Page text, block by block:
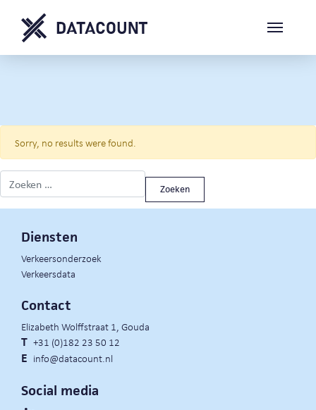
Sorry, no results were found.
Zoeken naar:
Diensten
Verkeersonderzoek
Verkeersdata
Contact
Elizabeth Wolffstraat 1, Gouda
T +31 (0)182 23 50 12
E info@datacount.nl
Social media